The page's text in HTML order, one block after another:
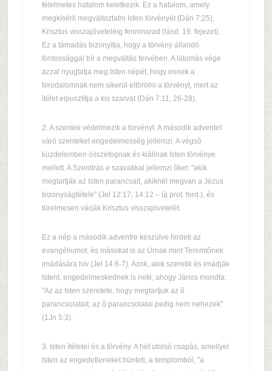
félelmetes hatalom keletkezik. Ez a hatalom, amely
megkísérli megváltoztatni Isten törvényét (Dán 7:25),
Krisztus visszajöveteléig fennmarad (lásd: 19. fejezet).
Ez a támadás bizonyítja, hogy a törvény állandó
fontossággal bír a megváltás tervében. A látomás vége
azzal nyugtatja meg Isten népét, hogy ennek a
birodalomnak nem sikerül eltörölni a törvényt, mert az
ítélet elpusztítja a kis szarvat (Dán 7:11, 26-28).
2. A szentek védelmezik a törvényt. A második adventet
váró szenteket engedelmesség jellemzi. A végsõ
küzdelemben összefognak és kiállnak Isten törvénye
mellett. A Szentírás e szavakkal jellemzi õket: "akik
megtartják az Isten parancsait, akiknél megvan a Jézus
bizonyságtétele" (Jel 12:17; 14:12 – új prot. ford.), és
türelmesen várják Krisztus visszajövetelét.
Ez a nép a második adventre készülve hirdeti az
evangéliumot, és másokat is az Úrnak mint Teremtõnek
imádására hív (Jel 14:6-7). Azok, akik szeretik és imádják
Istent, engedelmeskednek is neki; ahogy János mondta:
"Az az Isten szeretete, hogy megtartjuk az õ
parancsolatait; az õ parancsolatai pedig nem nehezek"
(1Jn 5:3).
3. Isten ítéletei és a törvény. A hét utolsó csapás, amellyel
Isten az engedetleneket bünteti, a templomból, "a